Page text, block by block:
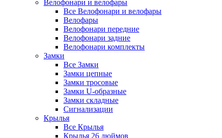
Велофонари и велофары
Все Велофонари и велофары
Велофары
Велофонари передние
Велофонари задние
Велофонари комплекты
Замки
Все Замки
Замки цепные
Замки тросовые
Замки U-образные
Замки складные
Сигнализации
Крылья
Все Крылья
Крылья 26 дюймов